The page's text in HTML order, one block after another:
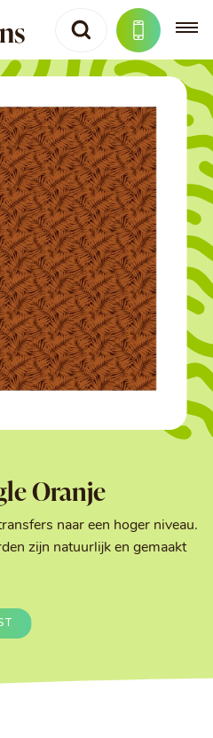
Oranje
naar een hoger niveau.
zijn natuurlijk en gemaakt